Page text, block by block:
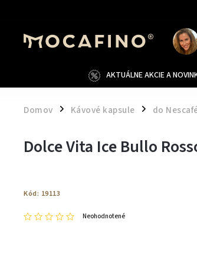
AKTUÁLNE AKCIE A
Domov / Kávové kapsule / do
Dolce Vita Ice Bullo
Kód: 19113
Neohodnotené